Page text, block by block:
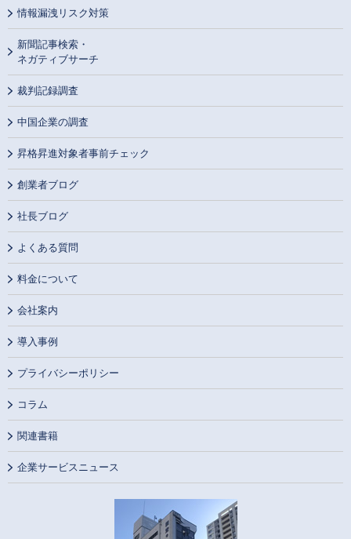
情報漏洩リスク対策
新聞記事検索・
ネガティブサーチ
裁判記録調査
中国企業の調査
昇格昇進対象者事前チェック
創業者ブログ
社長ブログ
よくある質問
料金について
会社案内
導入事例
プライバシーポリシー
コラム
関連書籍
企業サービスニュース